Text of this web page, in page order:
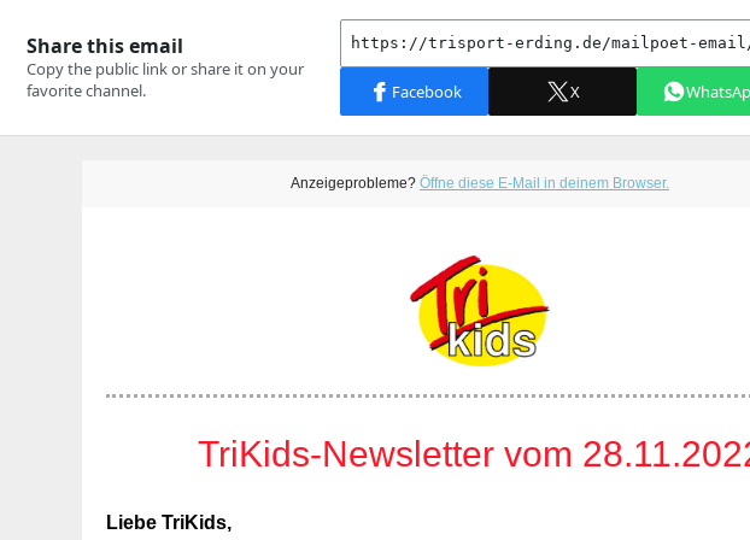
Anzeigeprobleme? Öffne diese E-Mail in deinem Browser.
TriKids-Newsletter vom
Liebe TriKids,